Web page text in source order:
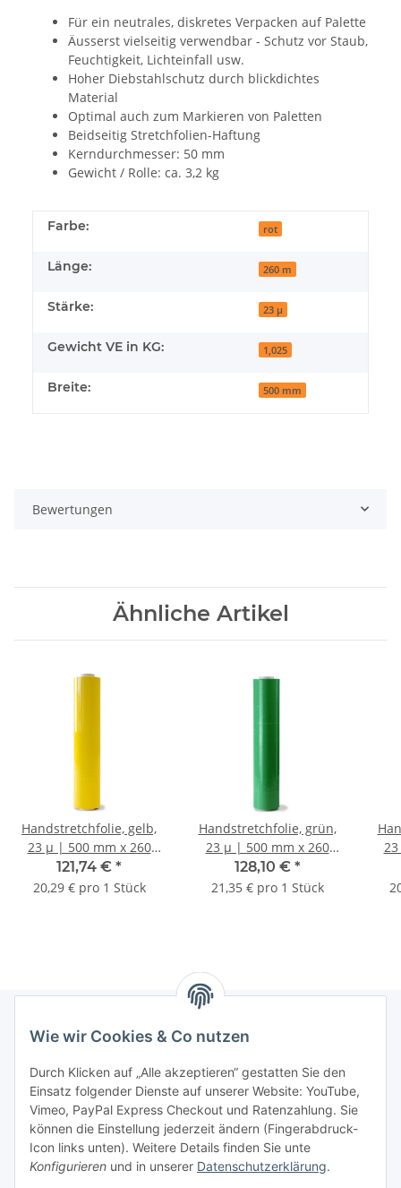
Für ein neutrales, diskretes Verpacken auf Palette
Äusserst vielseitig verwendbar - Schutz vor Staub,
Feuchtigkeit, Lichteinfall usw.
Hoher Diebstahlschutz durch blickdichtes
Material
Optimal auch zum Markieren von Paletten
Beidseitig Stretchfolien-Haftung
Kerndurchmesser: 50 mm
Gewicht / Rolle: ca. 3,2 kg
Farbe: rot
Länge: 260 m
Stärke: 23 µ
Gewicht VE in KG: 1,025
Breite: 500 mm
Bewertungen
Ähnliche Artikel
Handstretchfolie, gelb,
23 µ | 500 mm x 260
lfm. | VE = 6 Stk.
121,74 € *
20,29 € pro 1 Stück
Handstretchfolie, grün,
23 µ | 500 mm x 260
lfm. | VE = 6 Stk.
128,10 € *
21,35 € pro 1 Stück
Gesetzliche Informationen
Vertrag widerrufen
Wie wir Cookies & Co nutzen
Durch Klicken auf „Alle akzeptieren“ gestatten Sie den
Einsatz folgender Dienste auf unserer Website: YouTube,
Vimeo, PayPal Express Checkout und Ratenzahlung. Sie
können die Einstellung jederzeit ändern (Fingerabdruck-
Icon links unten). Weitere Details finden Sie unte
Konfigurieren und in unserer Datenschutzerklärung.